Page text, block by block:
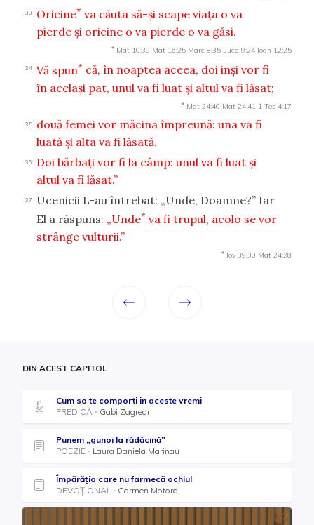
33 Oricine* va căuta să-şi scape viaţa o va
pierde şi oricine o va pierde o va găsi.
* Mat 10:39 Mat 16:25 Marc 8:35 Luca 9:24 Ioan 12:25
34 Vă spun* că, în noaptea aceea, doi inşi vor fi
în acelaşi pat, unul va fi luat şi altul va fi lăsat;
* Mat 24:40 Mat 24:41 1 Tes 4:17
35
două femei vor măcina împreună: una va fi
luată şi alta va fi lăsată.
36
Doi bărbaţi vor fi la câmp: unul va fi luat şi
altul va fi lăsat.”
37
Ucenicii L-au întrebat: „Unde, Doamne?” Iar
El a răspuns: „Unde* va fi trupul, acolo se vor
strânge vulturii.”
* Iov 39:30 Mat 24:28
DIN ACEST CAPITOL
Cum sa te comporti in aceste vremi
PREDICĂ
Gabi Zagrean
Punem „gunoi la rădăcină”
POEZIE
Laura Daniela Marinau
Împărăția care nu farmecă ochiul
DEVOȚIONAL
Carmen Motora